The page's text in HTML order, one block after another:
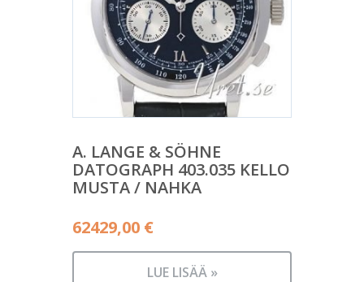
A. LANGE & SÖHNE
DATOGRAPH 403.035 KELLO
MUSTA / NAHKA
62429,00 €
LUE LISÄÄ »